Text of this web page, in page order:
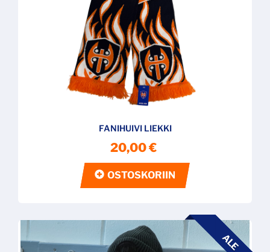
FANIHUIVI LIEKKI
20,00 €
OSTOSKORIIN
ALE